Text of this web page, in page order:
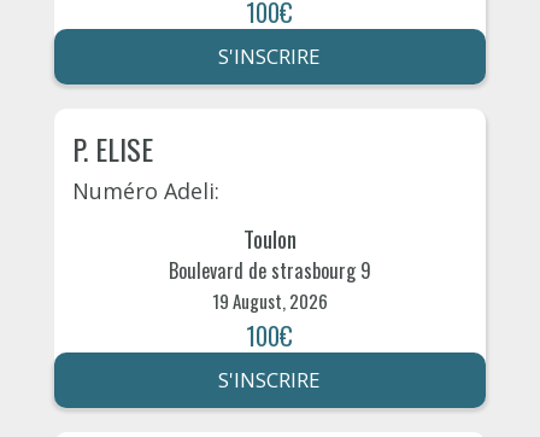
100€
S'INSCRIRE
P. ELISE
Numéro Adeli:
Toulon
Boulevard de strasbourg 9
19 August, 2026
100€
S'INSCRIRE